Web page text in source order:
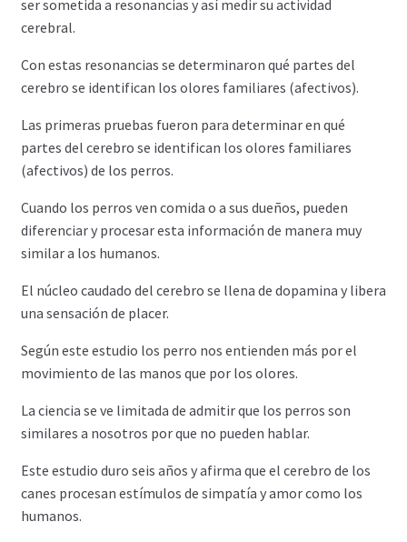
ser sometida a resonancias y así medir su actividad
cerebral.
Con estas resonancias se determinaron qué partes del
cerebro se identifican los olores familiares (afectivos).
Las primeras pruebas fueron para determinar en qué
partes del cerebro se identifican los olores familiares
(afectivos) de los perros.
Cuando los perros ven comida o a sus dueños, pueden
diferenciar y procesar esta información de manera muy
similar a los humanos.
El núcleo caudado del cerebro se llena de dopamina y libera
una sensación de placer.
Según este estudio los perro nos entienden más por el
movimiento de las manos que por los olores.
La ciencia se ve limitada de admitir que los perros son
similares a nosotros por que no pueden hablar.
Este estudio duro seis años y afirma que el cerebro de los
canes procesan estímulos de simpatía y amor como los
humanos.